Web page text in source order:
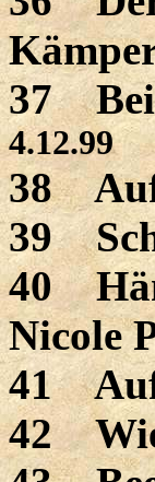
37
4.12.99
38
39
40
Nicole
41 Auf
42